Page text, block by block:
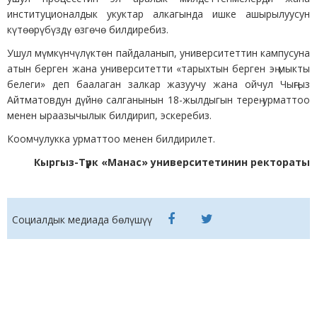
институционалдык укуктар алкагында ишке ашырылуусун
күтөөрүбүздү өзгөчө билдиребиз.
Ушул мүмкүнчүлүктөн пайдаланып, университеттин кампусуна
атын берген жана университетти «тарыхтын берген эң мыкты
белеги» деп баалаган залкар жазуучу жана ойчул Чыңгыз
Айтматовдун дүйнө салганынын 18-жылдыгын терең урматтоо
менен ыраазычылык билдирип, эскеребиз.
Коомчулукка урматтоо менен билдирилет.
Кыргыз-Түрк «Манас» университетинин ректораты
Социалдык медиада бөлүшүү